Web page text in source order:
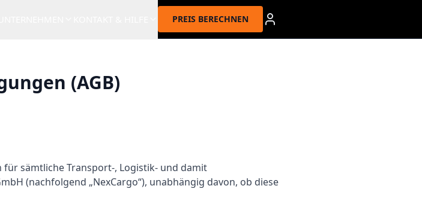
PREIS BERECHNEN
(AGB)
für sämtliche Transport-, Logistik- und damit
(nachfolgend „NexCargo“), unabhängig davon, ob diese